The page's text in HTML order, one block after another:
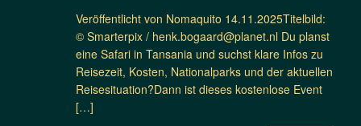
Veröffentlicht von Nomaquito 14.11.2025Titelbild:
© Smarterpix / henk.bogaard@planet.nl Du planst
eine Safari in Tansania und suchst klare Infos zu
Reisezeit, Kosten, Nationalparks und der aktuellen
Reisesituation?Dann ist dieses kostenlose Event
[…]